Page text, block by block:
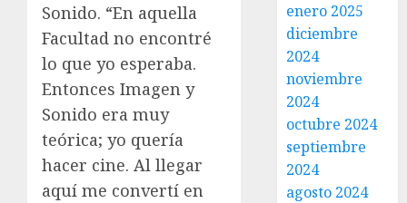
Sonido. “En aquella
Facultad no encontré
lo que yo esperaba.
Entonces Imagen y
Sonido era muy
teórica; yo quería
hacer cine. Al llegar
aquí me convertí en
enero 2025
diciembre
2024
noviembre
2024
octubre 2024
septiembre
2024
agosto 2024